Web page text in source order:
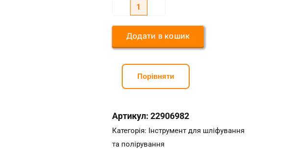
Mitsubishi
HY
з
гнучким
Додати в кошик
Порівняти
Артикул: 22906982
Категорія: Інструмент для шліфування
та полірування